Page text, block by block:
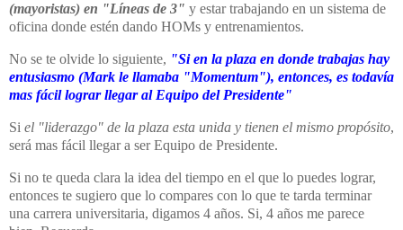
(mayoristas) en "Líneas de 3" y estar trabajando en un sistema de
oficina donde estén dando HOMs y entrenamientos.
No se te olvide lo siguiente, "Si en la plaza en donde trabajas hay
entusiasmo (Mark le llamaba "Momentum"), entonces, es todavía
mas fácil lograr llegar al Equipo del Presidente"
Si el "liderazgo" de la plaza esta unida y tienen el mismo propósito,
será mas fácil llegar a ser Equipo de Presidente.
Si no te queda clara la idea del tiempo en el que lo puedes lograr,
entonces te sugiero que lo compares con lo que te tarda terminar
una carrera universitaria, digamos 4 años. Si, 4 años me parece